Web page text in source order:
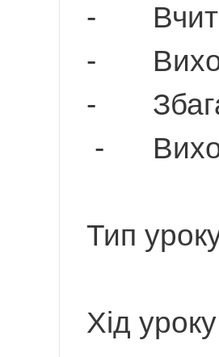
-
-
-
-
Тип
Хід